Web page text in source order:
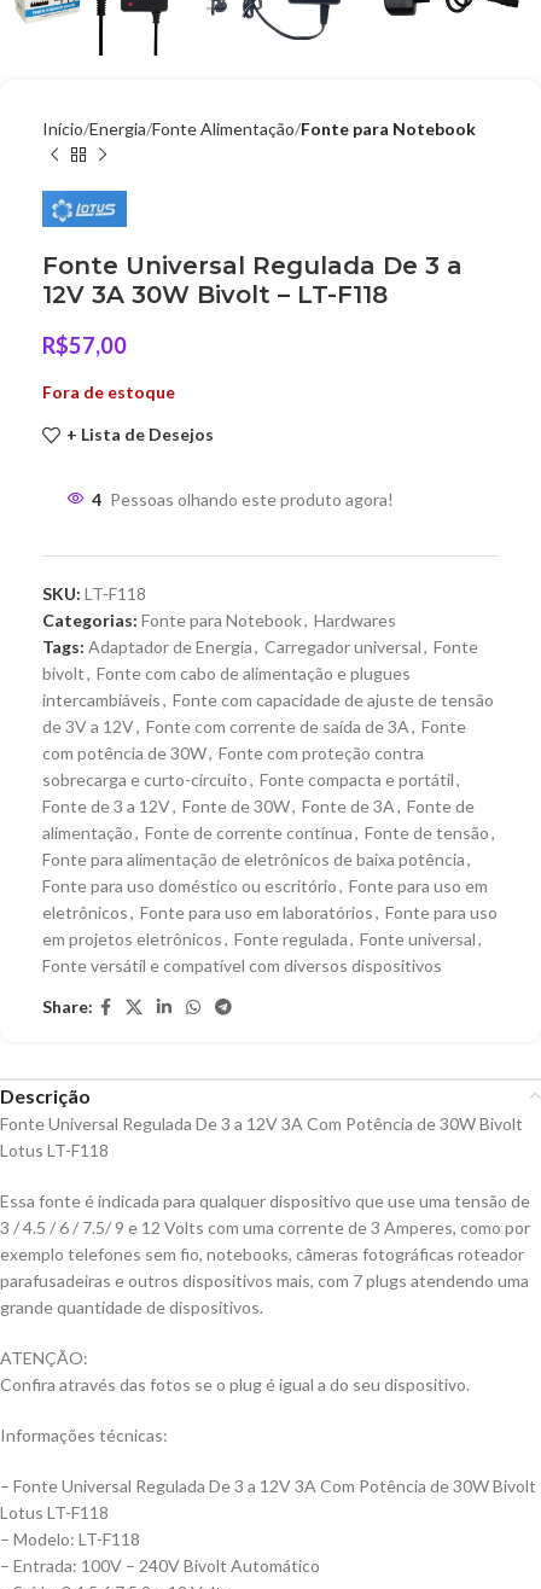
Início Energia Fonte Alimentação Fonte para Notebook
Fonte Universal Regulada De 3 a
12V 3A 30W Bivolt – LT-F118
R$57,00
Fora de estoque
+ Lista de Desejos
4 Pessoas olhando este produto agora!
SKU: LT-F118
Categorias: Fonte para Notebook, Hardwares
Tags: Adaptador de Energia, Carregador universal, Fonte
bivolt, Fonte com cabo de alimentação e plugues
intercambiáveis, Fonte com capacidade de ajuste de tensão
de 3V a 12V, Fonte com corrente de saída de 3A, Fonte
com potência de 30W, Fonte com proteção contra
sobrecarga e curto-circuito, Fonte compacta e portátil,
Fonte de 3 a 12V, Fonte de 30W, Fonte de 3A, Fonte de
alimentação, Fonte de corrente contínua, Fonte de tensão,
Fonte para alimentação de eletrônicos de baixa potência,
Fonte para uso doméstico ou escritório, Fonte para uso em
eletrônicos, Fonte para uso em laboratórios, Fonte para uso
em projetos eletrônicos, Fonte regulada, Fonte universal,
Fonte versátil e compatível com diversos dispositivos
Share:
Descrição
Fonte Universal Regulada De 3 a 12V 3A Com Potência de 30W Bivolt
Lotus LT-F118
Essa fonte é indicada para qualquer dispositivo que use uma tensão de
3 / 4.5 / 6 / 7.5/ 9 e 12 Volts com uma corrente de 3 Amperes, como por
exemplo telefones sem fio, notebooks, câmeras fotográficas roteador
parafusadeiras e outros dispositivos mais, com 7 plugs atendendo uma
grande quantidade de dispositivos.
ATENÇÃO:
Confira através das fotos se o plug é igual a do seu dispositivo.
Informações técnicas:
– Fonte Universal Regulada De 3 a 12V 3A Com Potência de 30W Bivolt
Lotus LT-F118
– Modelo: LT-F118
– Entrada: 100V – 240V Bivolt Automático